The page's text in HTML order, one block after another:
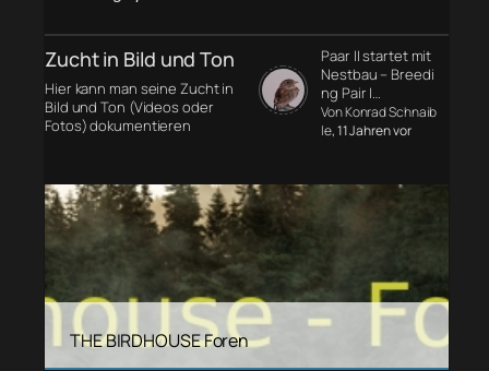
Zucht in Bild und Ton
Hier kann man seine Zucht in
Bild und Ton (Videos oder
Fotos) dokumentieren
Paar II startet mit
Nestbau – Breedi
ng Pair I…
Von Konrad Schnaib
le, 11 Jahren vor
THE BIRDHOUSE Foren